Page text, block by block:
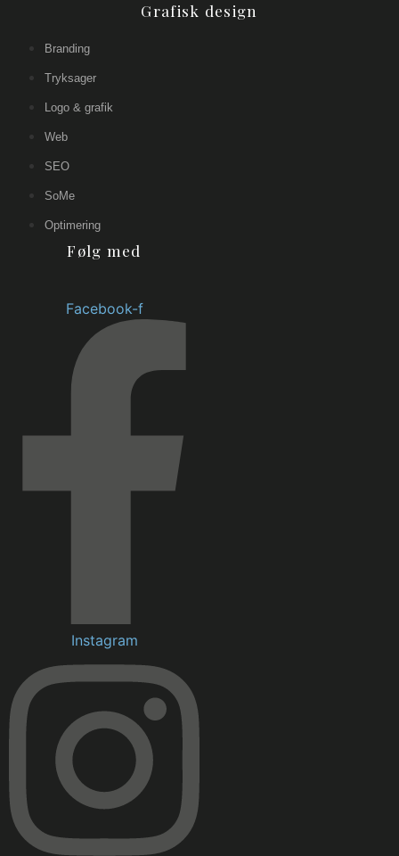
Grafisk design
Branding
Tryksager
Logo & grafik
Web
SEO
SoMe
Optimering
Følg med
Facebook-f
Instagram